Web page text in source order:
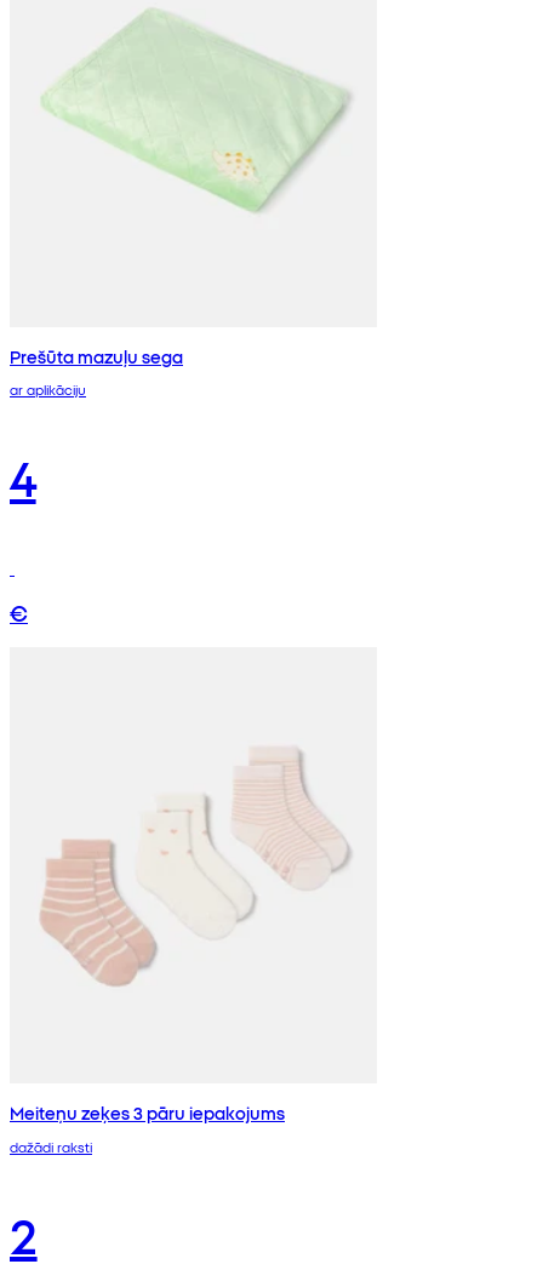
Prešūta mazuļu sega
ar aplikāciju
4
€
Meiteņu zeķes 3 pāru iepakojums
dažādi raksti
2